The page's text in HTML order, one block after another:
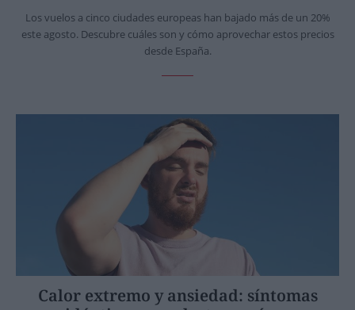
Los vuelos a cinco ciudades europeas han bajado más de un 20%
este agosto. Descubre cuáles son y cómo aprovechar estos precios
desde España.
Calor extremo y ansiedad: síntomas